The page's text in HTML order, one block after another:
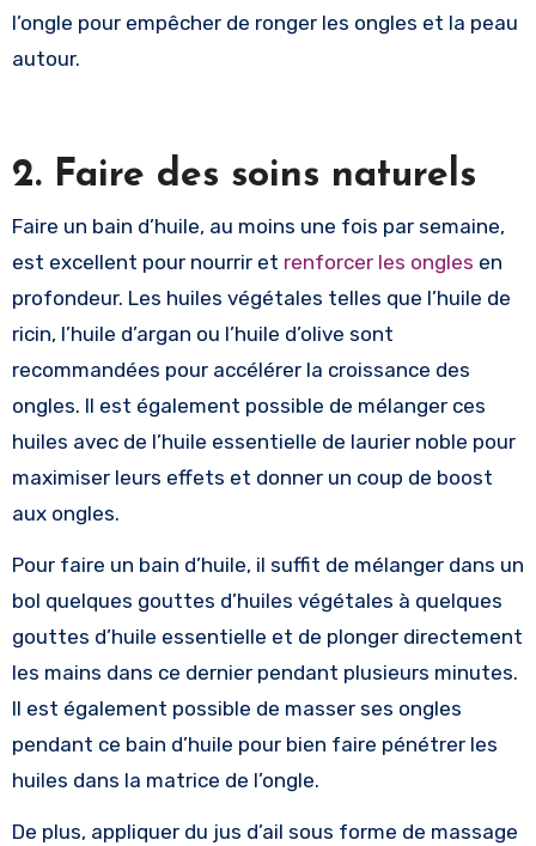
l’ongle pour empêcher de ronger les ongles et la peau
autour.
2. Faire des soins naturels
Faire un bain d’huile, au moins une fois par semaine,
est excellent pour nourrir et renforcer les ongles en
profondeur. Les huiles végétales telles que l’huile de
ricin, l’huile d’argan ou l’huile d’olive sont
recommandées pour accélérer la croissance des
ongles. Il est également possible de mélanger ces
huiles avec de l’huile essentielle de laurier noble pour
maximiser leurs effets et donner un coup de boost
aux ongles.
Pour faire un bain d’huile, il suffit de mélanger dans un
bol quelques gouttes d’huiles végétales à quelques
gouttes d’huile essentielle et de plonger directement
les mains dans ce dernier pendant plusieurs minutes.
Il est également possible de masser ses ongles
pendant ce bain d’huile pour bien faire pénétrer les
huiles dans la matrice de l’ongle.
De plus, appliquer du jus d’ail sous forme de massage